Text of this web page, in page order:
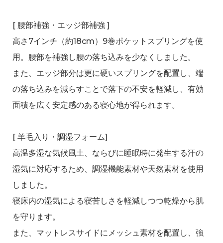
[ 腰部補強・エッジ部補強 ]
高さ7インチ（約18cm）9巻ポケットスプリングを使
用。腰部を補強し腰の落ち込みを少なくしました。
また、エッジ部分は更に硬いスプリングを配置し、端
の落ち込みを減らすことで落下の不安を軽減し、有効
面積を広く安定感のある寝心地が得られます。
[ 羊毛入り・調湿フォーム]
高温多湿な気候風土、ならびに睡眠時に発生する汗の
湿気に対応するため、調湿機能素材や天然素材を使用
しました。
寝床内の湿気による寝苦しさを軽減しつつ乾燥から肌
を守ります。
また、マットレスサイドにメッシュ素材を配置し、強